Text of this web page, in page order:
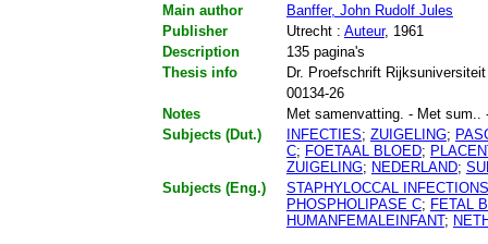
Main author
Banffer, John Rudolf Jules
Publisher
Utrecht : Auteur, 1961
Description
135 pagina's
Thesis info
Dr. Proefschrift
00134-26
Notes
Met samenvatting. - Met sum..
Subjects (Dut.)
INFECTIES; ZUIGELING;
C; FOETAAL BLOED;
ZUIGELING; NEDERLAND;
Subjects (Eng.)
STAPHYLOCCAL INFECTIONS
PHOSPHOLIPASE C; FETAL
HUMANFEMALEINFANT;